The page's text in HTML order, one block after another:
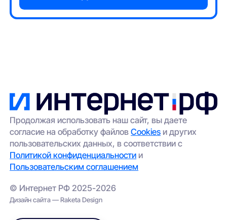
Продолжая использовать наш сайт, вы даете
согласие на обработку файловCookies и других
пользовательских данных, в соответствии с
Политикой конфиденциальности и
Пользовательским соглашением
© Интернет РФ 2025-2026
Дизайн сайта — Raketa Design